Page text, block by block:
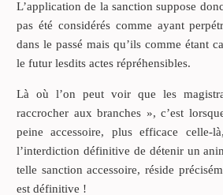
L’application de la sanction suppose
pas été considérés comme ayant
dans le passé mais qu’ils comme étant
le futur lesdits actes répréhensibles.
Là où l’on peut voir que les
raccrocher aux branches », c’est
peine accessoire, plus efficace celle-
l’interdiction définitive de détenir un
telle sanction accessoire, réside
est définitive !